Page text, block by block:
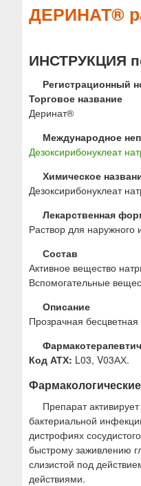
м
н
ДЕРИНАТ®
ИНСТРУКЦИЯ
Регистрационный
Торговое название
Деринат®
Международное
Дезоксирибонуклеат
Химическое
Дезоксирибонуклеат
Лекарственная
Раствор для наружного
Состав
Активное вещество
Вспомогательные
Описание
Прозрачная
Код АТХ: L03, V03АХ.
Препарат
бактериальной
дистрофиях
быстрому заживлению
слизистой под
действиями.